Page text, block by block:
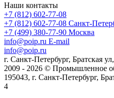
Наши контакты
+7 (812) 602-77-08
+7 (812) 602-77-08 Санкт-
+7 (499) 380-77-90 Москва
info@poip.ru E-mail
info@poip.ru
г. Санкт-Петербург, Братская
2009 - 2026 © Промышленное
195043, г. Санкт-Петербург,
4